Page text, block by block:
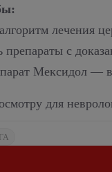
лечения
препараты с
Мексидол —
для